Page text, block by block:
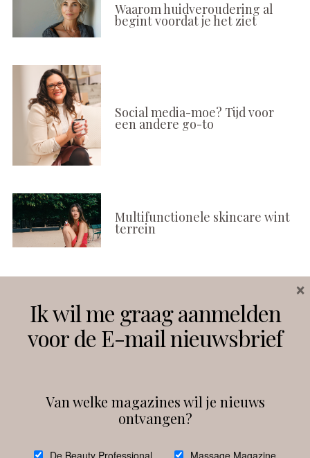
Waarom huidveroudering al
begint voordat je het ziet
Social media-moe? Tijd voor
een andere go-to
Multifunctionele skincare wint
terrein
Instagram Facebook
debeautyprofessional
Ik wil me graag aanmelden
voor de E-mail nieuwsbrief
Van welke magazines wil je nieuws
ontvangen?
De Beauty Professional Massage Magazine
×